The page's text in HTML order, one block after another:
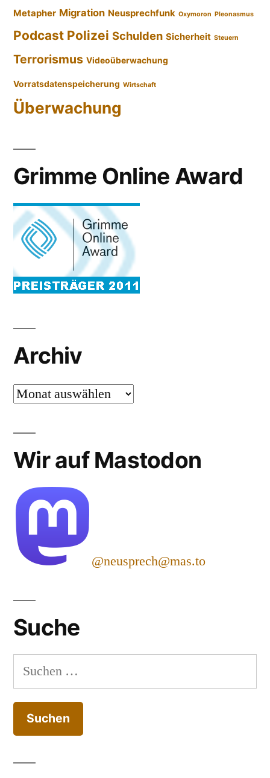
Metapher Migration Neusprechfunk Oxymoron Pleonasmus
Podcast Polizei Schulden Sicherheit Steuern
Terrorismus Videoüberwachung
Vorratsdatenspeicherung Wirtschaft
Überwachung
Grimme Online Award
Archiv
Archiv
Wir auf Mastodon
@neusprech@mas.to
Suche
Suchen
nach: